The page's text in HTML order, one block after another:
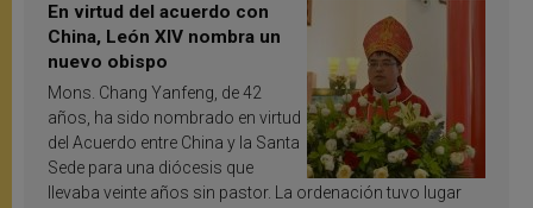
En virtud del acuerdo con
China, León XIV nombra un
nuevo obispo
Mons. Chang Yanfeng, de 42
años, ha sido nombrado en virtud
del Acuerdo entre China y la Santa
Sede para una diócesis que
llevaba veinte años sin pastor. La ordenación tuvo lugar